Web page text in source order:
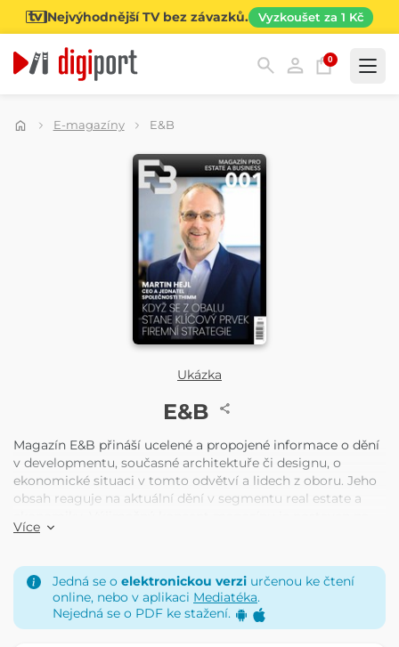
Nejvýhodnější TV bez závazků. Vyzkoušet za 1 Kč
0
E-magazíny E&B
Ukázka
E&B
Magazín E&B přináší ucelené a propojené informace o dění
v developmentu, současné architektuře či designu, o
ekonomické situaci v tomto odvětví a lidech z oboru. Jeho
obsah reaguje na aktuální dění v segmentu real estate a
přímém zapojení odborníků z řad významných institucí,
významných architektů a designérů, představitelů byznysu,
finančních institucí nebo odborné veřejnosti. Cílovou
skupinou jsou developeři v ČR a na Slovensku, významné
advokátní kanceláře, architekti, designéři, top
Více
Jedná se o elektronickou verzi určenou ke čtení
online, nebo v aplikaci Mediatéka.
Nejedná se o PDF ke stažení.